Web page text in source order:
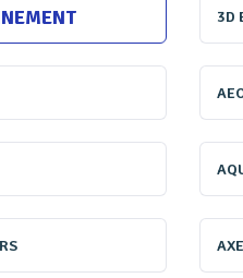
présentées dans les
visite en fonction de ses
panorama élargi des
au site de la revue à
3D